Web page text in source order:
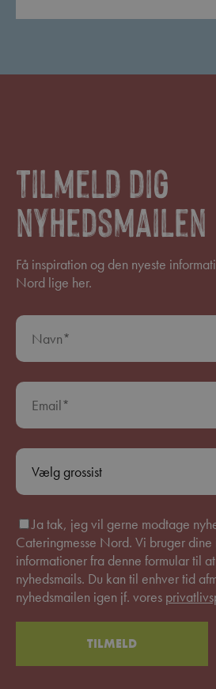
Tilmeld dig
nyhedsmailen
Få inspiration og den nyeste
Nord lige her.
Ja tak, jeg vil gerne modtage
Cateringmesse Nord. Vi bruger dine
informationer fra denne formular til
nyhedsmails. Du kan til enhver tid
nyhedsmailen igen jf. vores